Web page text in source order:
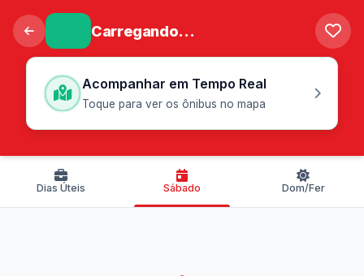
Carregando...
Acompanhar em Tempo Real
Toque para ver os ônibus no mapa
Dias Úteis Sábado Dom/Fer